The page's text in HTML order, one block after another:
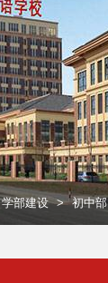
学部建设 初中部